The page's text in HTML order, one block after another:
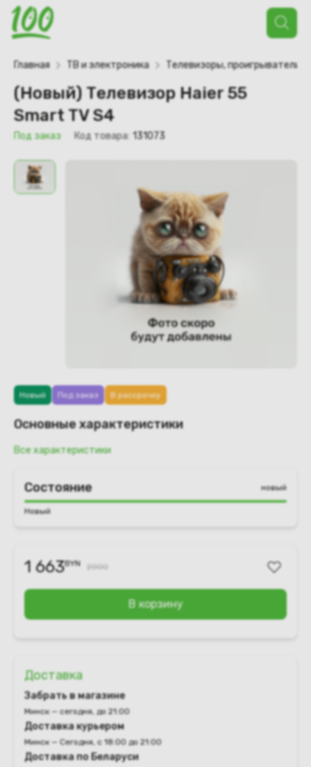
Поиск
товаров
Главная ТВ и электроника Телевизоры, проигрыватели
(Новый) Телевизор Haier 55
Smart TV S4
Под заказ Код товара: 131073
Новый Под заказ В рассрочку
Основные характеристики
Все характеристики
Состояние новый
Новый
1 663BYN 2000
В корзину
Доставка
Забрать в магазине
Минск — сегодня, до 21:00
Доставка курьером
Минск — Сегодня, с 18:00 до 21:00
Доставка по Беларуси